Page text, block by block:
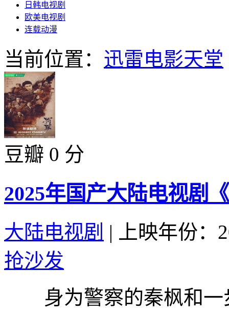
日韩电视剧
欧美电视剧
连载动漫
当前位置： 迅雷电影天堂
豆瓣 0 分
2025年国产大陆电视剧
大陆电视剧 |
上映年份：
抢沙发
身为警察的秦枫和一